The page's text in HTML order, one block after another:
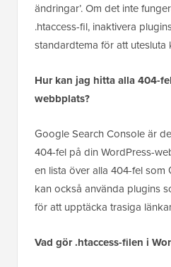
ändringar’. Om det inte
.htaccess-fil, inaktivera
standardtema för att utesluta
Hur kan jag hitta alla 404-
webbplats?
Google Search Console är
404-fel på din WordPress-
en lista över alla 404-fel
kan också använda plugins
för att upptäcka trasiga
Vad gör .htaccess-filen i